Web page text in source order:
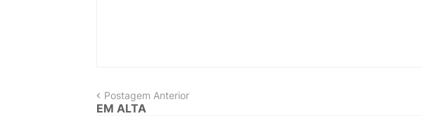
Postagem Anterior
EM ALTA